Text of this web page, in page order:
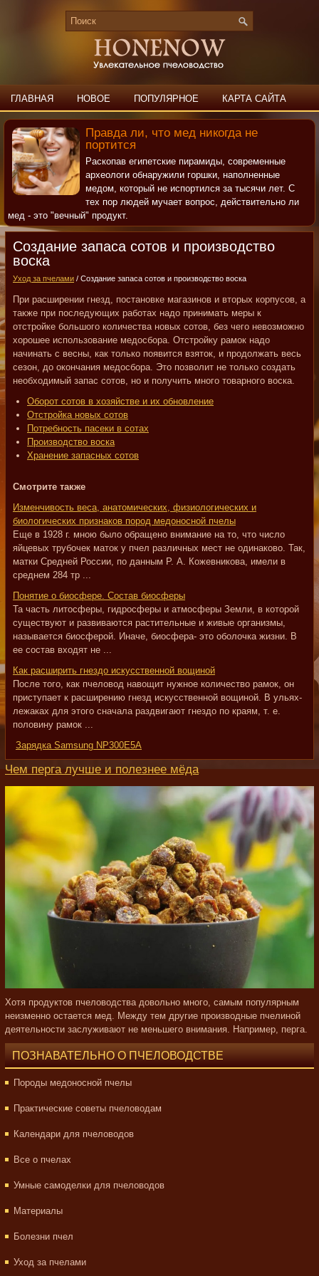
ГЛАВНАЯ НОВОЕ ПОПУЛЯРНОЕ КАРТА САЙТА
ПОИСК КОНТАКТЫ
Правда ли, что мед никогда не
портится
Раскопав египетские пирамиды, современные
археологи обнаружили горшки, наполненные
медом, который не испортился за тысячи лет. С
тех пор людей мучает вопрос, действительно ли
мед - это "вечный" продукт.
Создание запаса сотов и производство
воска
Уход за пчелами / Создание запаса сотов и производство воска
При расширении гнезд, постановке магазинов и вторых корпусов, а
также при последующих работах надо принимать меры к
отстройке большого количества новых сотов, без чего невозможно
хорошее использование медосбора. Отстройку рамок надо
начинать с весны, как только появится взяток, и продолжать весь
сезон, до окончания медосбора. Это позволит не только создать
необходимый запас сотов, но и получить много товарного воска.
Оборот сотов в хозяйстве и их обновление
Отстройка новых сотов
Потребность пасеки в сотах
Производство воска
Хранение запасных сотов
Смотрите также
Изменчивость веса, анатомических, физиологических и
биологических признаков пород медоносной пчелы
Еще в 1928 г. мною было обращено внимание на то, что число
яйцевых трубочек маток у пчел различных мест не одинаково. Так,
матки Средней России, по данным Р. А. Кожевникова, имели в
среднем 284 тр ...
Понятие о биосфере. Состав биосферы
Та часть литосферы, гидросферы и атмосферы Земли, в которой
существуют и развиваются растительные и живые организмы,
называется биосферой. Иначе, биосфера- это оболочка жизни. В
ее состав входят не ...
Как расширить гнездо искусственной вощиной
После того, как пчеловод навощит нужное количество рамок, он
приступает к расширению гнезд искусственной вощиной. В ульях-
лежаках для этого сначала раздвигают гнездо по краям, т. е.
половину рамок ...
Зарядка Samsung NP300E5A
Чем перга лучше и полезнее мёда
Хотя продуктов пчеловодства довольно много, самым популярным
неизменно остается мед. Между тем другие производные пчелиной
деятельности заслуживают не меньшего внимания. Например, перга.
ПОЗНАВАТЕЛЬНО О ПЧЕЛОВОДСТВЕ
Породы медоносной пчелы
Практические советы пчеловодам
Календари для пчеловодов
Все о пчелах
Умные самоделки для пчеловодов
Материалы
Болезни пчел
Уход за пчелами